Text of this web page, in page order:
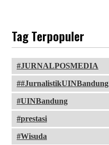
Tag Terpopuler
JURNALPOSMEDIA
#JurnalistikUINBandung
UINBandung
prestasi
Wisuda